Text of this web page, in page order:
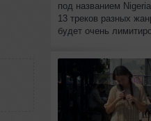
под названием
13 треков разных
будет очень